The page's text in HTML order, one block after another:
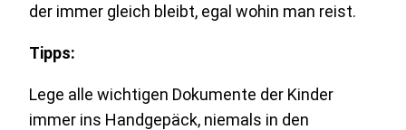
der immer gleich bleibt, egal wohin man reist.
Tipps:
Lege alle wichtigen Dokumente der Kinder
immer ins Handgepäck, niemals in den